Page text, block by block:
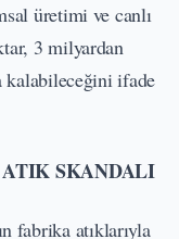
üretimi ve canlı
3 milyardan
kalabileceğini ifade
SKANDALI
fabrika atıklarıyla